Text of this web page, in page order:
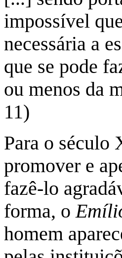
impossível
necessária a
que se pode
ou menos da
11)
Para o século
promover e
fazê-lo
forma, o
homem